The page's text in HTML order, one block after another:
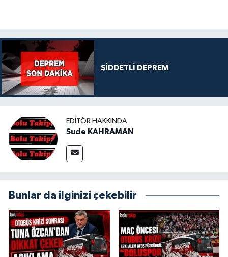
ŞİDDETLİ DEPREM
EDITÖR HAKKINDA
Sude KAHRAMAN
Bunlar da ilginizi çekebilir